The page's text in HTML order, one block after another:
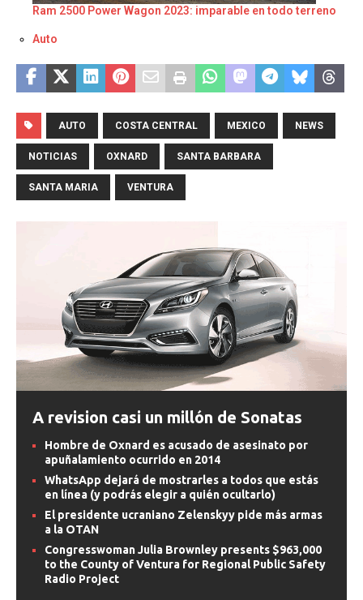
Ram 2500 Power Wagon 2023: imparable en todo terreno
Respecto a
Auto
AUTO COSTA CENTRAL MEXICO NEWS
NOTICIAS OXNARD SANTA BARBARA
SANTA MARIA VENTURA
A revision casi un millón de Sonatas
Hombre de Oxnard es acusado de asesinato por
apuñalamiento ocurrido en 2014
WhatsApp dejará de mostrarles a todos que estás
en línea (y podrás elegir a quién ocultarlo)
El presidente ucraniano Zelenskyy pide más armas
a la OTAN
Congresswoman Julia Brownley presents $963,000
to the County of Ventura for Regional Public Safety
Radio Project